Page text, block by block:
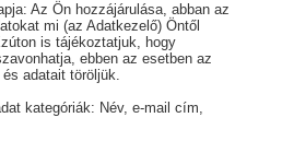
Az Ön hozzájárulása, abban az
mi (az Adatkezelő) Öntől
is tájékoztatjuk, hogy
ebben az esetben az
adatait töröljük.
kategóriák: Név, e-mail cím,